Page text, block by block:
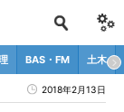
BAS・FM 土木
2018年2月13日